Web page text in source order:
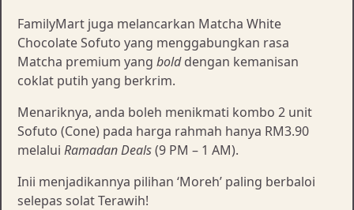
FamilyMart juga melancarkan Matcha White
Chocolate Sofuto yang menggabungkan rasa
Matcha premium yang bolddengan kemanisan
coklat putih yang berkrim.
Menariknya, anda boleh menikmati kombo 2 unit
Sofuto (Cone) pada harga rahmah hanya RM3.90
melalui Ramadan Deals(9 PM – 1 AM).
Inii menjadikannya pilihan ‘Moreh’ paling berbaloi
selepas solat Terawih!